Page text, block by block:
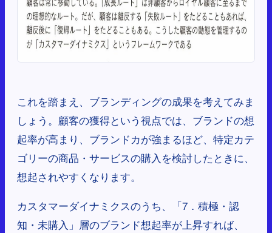
これを踏まえ、ブランディングの成果を考えてみま
しょう。顧客の獲得という視点では、ブランドの想
起率が高まり、ブランドカが強まるほど、特定カテ
ゴリーの商品・サービスの購入を検討したときに、
想起されやすくなります。
カスタマーダイナミクスのうち、「7．積極・認
知・未購入」層のブランド想起率が上昇すれば、